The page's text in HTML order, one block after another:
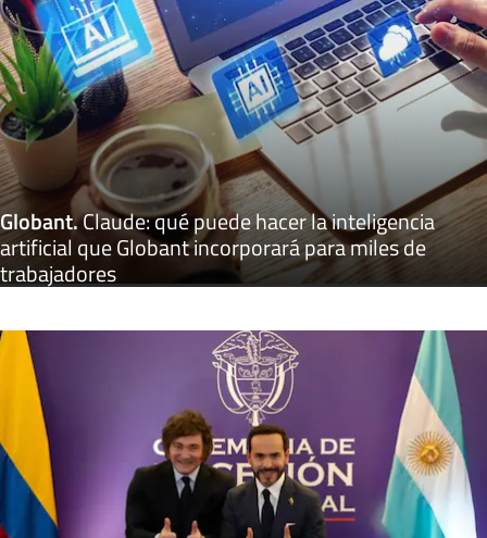
Globant.Claude: qué puede hacer la inteligencia
artificial que Globant incorporará para miles de
trabajadores